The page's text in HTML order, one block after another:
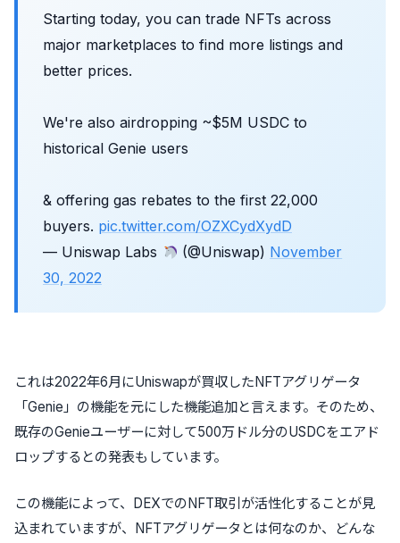
Starting today, you can trade NFTs across
major marketplaces to find more listings and
better prices.
We're also airdropping ~$5M USDC to
historical Genie users
& offering gas rebates to the first 22,000
buyers. pic.twitter.com/OZXCydXydD
— Uniswap Labs
(@Uniswap) November
30, 2022
これは2022年6月にUniswapが買収したNFTアグリゲータ
「Genie」の機能を元にした機能追加と言えます。そのため、
既存のGenieユーザーに対して500万ドル分のUSDCをエアド
ロップするとの発表もしています。
この機能によって、DEXでのNFT取引が活性化することが見
込まれていますが、NFTアグリゲータとは何なのか、どんな